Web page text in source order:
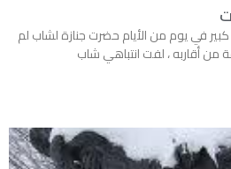
في يوم من الأيام حضرت جنازة لشاب لم
من أقاربه ، لفت انتباهي شاب